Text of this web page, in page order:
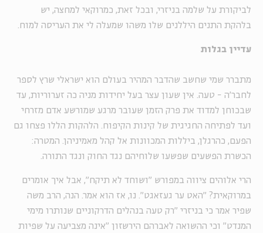
לביקורת על שלמה בניזרי, ובכל זאת, כמרוקאי למחצה, יש
בלהקת התנים היללנים שלו משהו שמעלה לי את העריסה למוח.
עדיין בגלות
מתברר שמי שחשב שהדבר המהיר בעולם הוא ישראלי שרץ לספר
לחבר'ה - טעה. אין שעון עצר בעל יחידות מניה כה זערוריות, עד
שבכוחן למדוד את פרק הזמן שעובר מרגע שמורשע אדם מזרחי
ועד לפתיחה החגיגית של קינות הקיפוח. הלהקות הללו פצחו גם
הפעם, כהרגלן, ביללות המכוונות אל קהל מאמיניהן. המטרה:
הכשרת הפשעים שפשעו שלוחיהם נגד החוק ונגד התורה.
הרי אלוהים ציווה במפורש "ושוחד לא תיקח", אבל איך אומרים
במרוקאית? "האט ער געזאגט". נו, אז הוא אמר. הנה, הרב משה
שפיר אמר כי בניזרי "רק טעה בנהלים הדרקוניים שנותרו מימי
המנדט" וכי ההשואה לאברהם הירשזון "אינה מצביעה על שפיות